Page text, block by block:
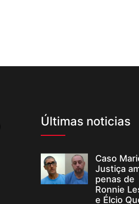
Últimas noticias
Caso
Justiça
penas de
Ronnie
e Élcio